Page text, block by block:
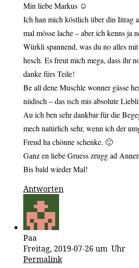
Min liebe Markus ☺️
Ich han mich köstlich über din Iitrag
mal mösse lache – aber ich kenns ja
Würkli spannend, was du no alles
hesch. Es freut mich mega, dass ihr
danke fürs Teile!
Be all dene Muschle wonner gässe
niidisch – das isch mis absolute
Au ich ben sehr dankbar für die
mech natürlich sehr, wenn ich der
Freud ha chönne schenke. 🙂
Ganz en liebe Gruess zrugg ad
Bis bald wieder Mal!
Antworten
Paa
Freitag, 2019-07-26 um Uhr
Permalink